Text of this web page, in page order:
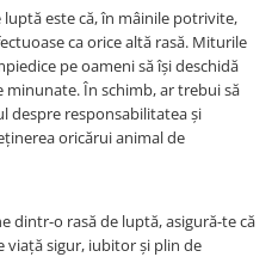
este că, în mâinile potrivite,
ca orice altă rasă. Miturile
pe oameni să își deschidă
minunate. În schimb, ar trebui să
despre responsabilitatea și
oricărui animal de
dintr-o rasă de luptă, asigură-te că
viață sigur, iubitor și plin de